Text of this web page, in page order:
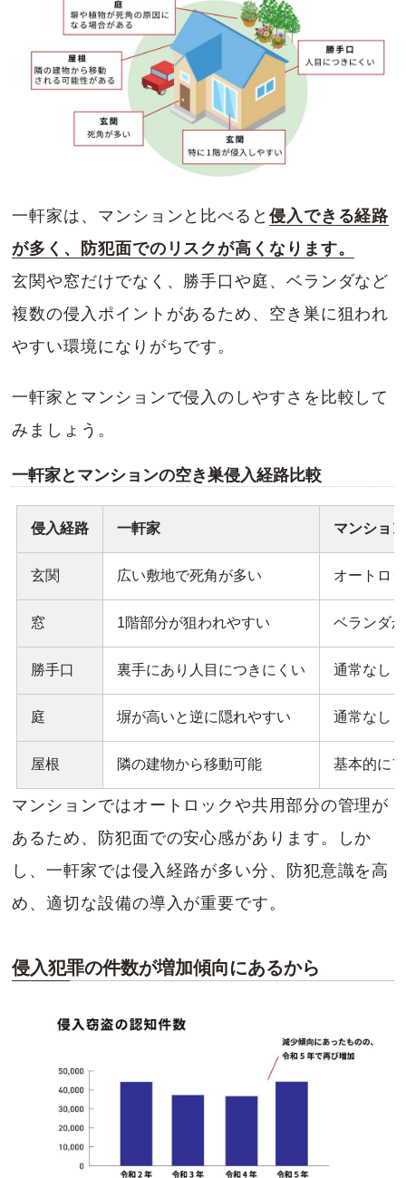
一軒家は、マンションと比べると 侵入できる経路
が多く、防犯面でのリスクが高くなります。
玄関や窓だけでなく、勝手口や庭、ベランダなど
複数の侵入ポイントがあるため、空き巣に狙われ
やすい環境になりがちです。
一軒家とマンションで侵入のしやすさを比較して
みましょう。
一軒家とマンションの空き巣侵入経路比較
侵入経路 一軒家 マンション
玄関 広い敷地で死角が多い オートロ
窓 1階部分が狙われやすい ベランダ
勝手口 裏手にあり人目につきにくい 通常なし
庭 塀が高いと逆に隠れやすい 通常なし
屋根 隣の建物から移動可能 基本的に
マンションではオートロックや共用部分の管理が
あるため、防犯面での安心感があります。しか
し、一軒家では侵入経路が多い分、防犯意識を高
め、適切な設備の導入が重要です。
侵入犯罪の件数が増加傾向にあるから